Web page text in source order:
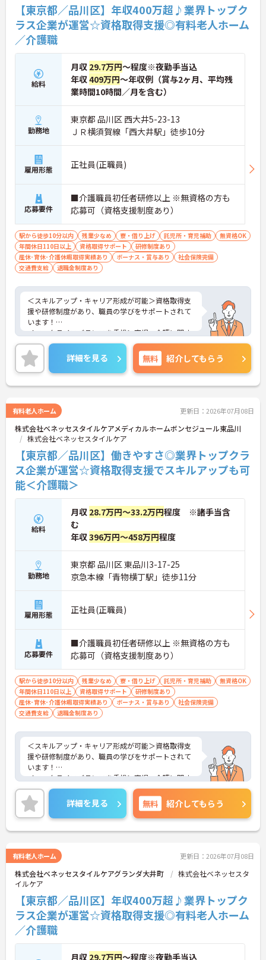
【東京都／品川区】年収400万超♪業界トップク
ラス企業が運営☆資格取得支援◎有料老人ホーム
／介護職
給料
月収 29.7万円～程度※夜勤手当込
年収409万円～年収例（賞与2ヶ月、平均残
業時間10時間／月を含む）
勤務地
東京都 品川区 西大井5-23-13
ＪＲ横須賀線「西大井駅」徒歩10分
雇用形態 正社員(正職員)
応募要件
■介護職員初任者研修以上 ※無資格の方も
応募可（資格支援制度あり）
駅から徒歩10分以内 残業少なめ 寮・借り上げ 託児所・育児補助
無資格OK
年間休日110日以上
資格取得サポート
研修制度あり
産休･育休･介護休暇取得実績あり
ボーナス・賞与あり
社会保険完備
交通費支給
退職金制度あり
＜スキルアップ・キャリア形成が可能＞資格取得支
援や研修制度があり、職員の学びをサポートされて
います！
＜ワークライフバランスを重視＞育児・介護に関す
る制度や社宅制度、各種手当など、長く安心して働
きやすい環境が整っています。
＜寄り添ったケアの実施＞利用者さまに深く寄り添
ったサービスの提供を目指し、職員の専門性を高め
るような人材育成にも注力されています。
詳細をお話ししますのでお気軽にご相談ください！
詳細を見る 無料 紹介してもらう
有料老人ホーム 更新日：2026年07月08日
株式会社ベネッセスタイルケアメディカルホームボンセジュール東品川
株式会社ベネッセスタイルケア
【東京都／品川区】働きやすさ◎業界トップクラ
ス企業が運営☆資格取得支援でスキルアップも可
能＜介護職＞
給料
月収 28.7万円～33.2万円程度 ※諸手当含
む
年収396万円～458万円程度
勤務地
東京都 品川区 東品川3-17-25
京急本線「青物横丁駅」徒歩11分
雇用形態 正社員(正職員)
応募要件
■介護職員初任者研修以上 ※無資格の方も
応募可（資格支援制度あり）
駅から徒歩10分以内 残業少なめ 寮・借り上げ 託児所・育児補助
無資格OK
年間休日110日以上
資格取得サポート
研修制度あり
産休･育休･介護休暇取得実績あり
ボーナス・賞与あり
社会保険完備
交通費支給
退職金制度あり
＜スキルアップ・キャリア形成が可能＞資格取得支
援や研修制度があり、職員の学びをサポートされて
います！
＜ワークライフバランスを重視＞育児・介護に関す
る制度や社宅制度、各種手当など、長く安心して働
きやすい環境が整っています。
＜寄り添ったケアの実施＞利用者さまに深く寄り添
ったサービスの提供を目指し、職員の専門性を高め
るような人材育成にも注力されています。
詳細をお話ししますのでお気軽にご相談ください！
詳細を見る 無料 紹介してもらう
有料老人ホーム 更新日：2026年07月08日
株式会社ベネッセスタイルケアグランダ大井町
株式会社ベネッセスタ
イルケア
【東京都／品川区】年収400万超♪業界トップク
ラス企業が運営☆資格取得支援◎有料老人ホーム
／介護職
月収 29.7万円～程度※夜勤手当込